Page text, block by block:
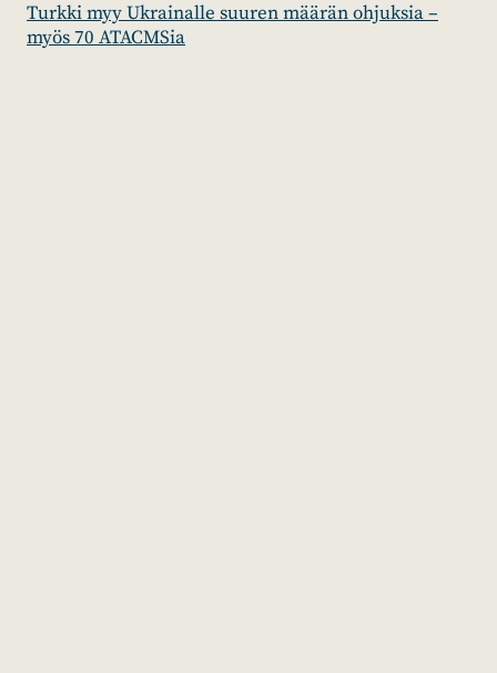
Turkki myy Ukrainalle suuren määrän ohjuksia –
myös 70 ATACMSia